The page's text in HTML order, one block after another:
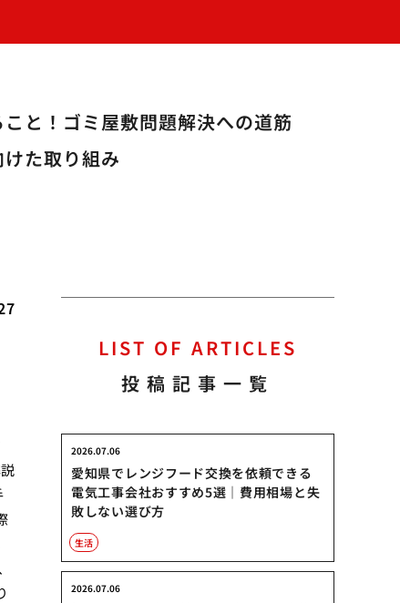
と！ゴミ屋敷問題解決への道筋
た取り組み
LIST OF ARTICLES
投稿記事一覧
愛知県でレンジフード交換を依頼できる
電気工事会社おすすめ5選｜費用相場と失
敗しない選び方
2026.07.06
生活
2026.07.06